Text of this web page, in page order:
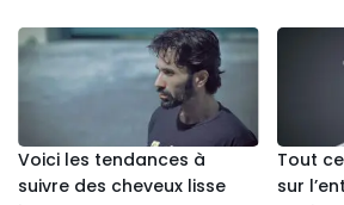
Voici les tendances à
suivre des cheveux lisse
Tout
sur